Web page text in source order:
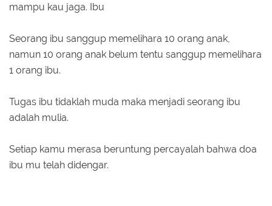
mampu kau jaga. Ibu
Seorang ibu sanggup memelihara 10 orang anak,
namun 10 orang anak belum tentu sanggup memelihara
1 orang ibu.
Tugas ibu tidaklah muda maka menjadi seorang ibu
adalah mulia.
Setiap kamu merasa beruntung percayalah bahwa doa
ibu mu telah didengar.